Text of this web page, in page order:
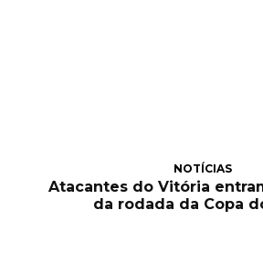
NOTÍCIAS
Atacantes do Vitória
da rodada da Copa